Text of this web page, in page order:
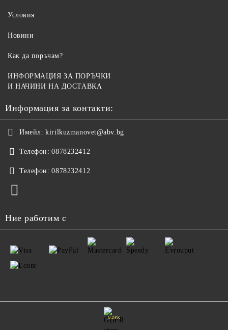
Условия
Новини
Как да поръчам?
ИНФОРМАЦИЯ ЗА ПОРЪЧКИ
И НАЧИНИ НА ДОСТАВКА
Информация за контакти:
Имейл: kirilkuzmanovet@abv.bg
Телефон: 0878232412
Телефон: 0878232412
Ние работим с
GDPR